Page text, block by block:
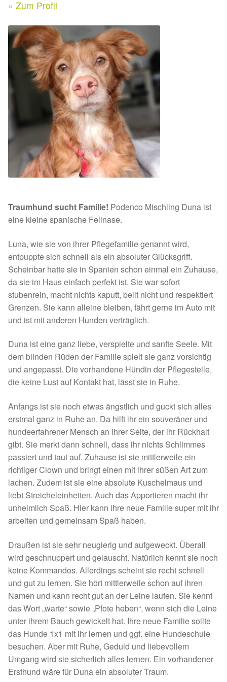
Aktuelle Spenden 2026
Ihre/Eure Spenden – Januar bis Juni 2026
Spenden 2025
Juli bis Dezember 2025
Januar bis Juni 2025
Spenden 2024
Januar bis Juni 2024
Spenden 2023
Juli bis Dezember 2023
Januar bis Juni 2023
Spenden 2022
Juli bis Dezember 2022
Januar bis Juni 2022
Spenden 2021
Juli bis Dezember 2021
Fördermitgliedschaft
Tierschutz
Auslandstierschutz
Unsere Notnasen
Notnasen in Deutschland
Notnasen noch im Ausland
Notnasen mit Handicap
Wichtige Gedanken vor der Adoption
Kontakt & Rechtliches
Facebook
Instagram
» Zum Profil
Traumhund sucht Familie! Podenco Mischling Duna ist
eine kleine spanische Fellnase.
Luna, wie sie von ihrer Pflegefamilie genannt wird,
entpuppte sich schnell als ein absoluter Glücksgriff.
Scheinbar hatte sie in Spanien schon einmal ein Zuhause,
da sie im Haus einfach perfekt ist. Sie war sofort
stubenrein, macht nichts kaputt, bellt nicht und respektiert
Grenzen. Sie kann alleine bleiben, fährt gerne im Auto mit
und ist mit anderen Hunden verträglich.
Duna ist eine ganz liebe, verspielte und sanfte Seele. Mit
dem blinden Rüden der Familie spielt sie ganz vorsichtig
und angepasst. Die vorhandene Hündin der Pflegestelle,
die keine Lust auf Kontakt hat, lässt sie in Ruhe.
Anfangs ist sie noch etwas ängstlich und guckt sich alles
erstmal ganz in Ruhe an. Da hilft ihr ein souveräner und
hundeerfahrener Mensch an ihrer Seite, der ihr Rückhalt
gibt. Sie merkt dann schnell, dass ihr nichts Schlimmes
passiert und taut auf. Zuhause ist sie mittlerweile ein
richtiger Clown und bringt einen mit ihrer süßen Art zum
lachen. Zudem ist sie eine absolute Kuschelmaus und
liebt Streicheleinheiten. Auch das Apportieren macht ihr
unheimlich Spaß. Hier kann ihre neue Familie super mit ihr
arbeiten und gemeinsam Spaß haben.
Draußen ist sie sehr neugierig und aufgeweckt. Überall
wird geschnuppert und gelauscht. Natürlich kennt sie noch
keine Kommandos. Allerdings scheint sie recht schnell
und gut zu lernen. Sie hört mittlerweile schon auf ihren
Namen und kann recht gut an der Leine laufen. Sie kennt
das Wort „warte“ sowie „Pfote heben“, wenn sich die Leine
unter ihrem Bauch gewickelt hat. Ihre neue Familie sollte
das Hunde 1x1 mit ihr lernen und ggf. eine Hundeschule
besuchen. Aber mit Ruhe, Geduld und liebevollem
Umgang wird sie sicherlich alles lernen. Ein vorhandener
Ersthund wäre für Duna ein absoluter Traum.